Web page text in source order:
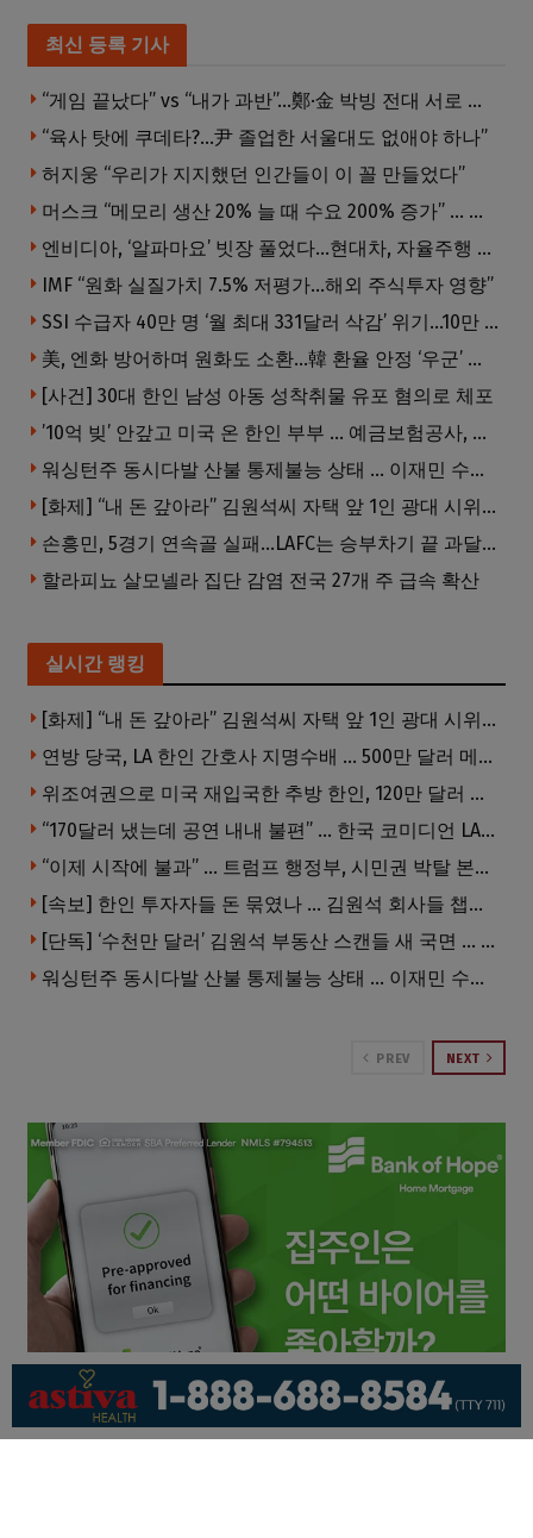
최신 등록 기사
“게임 끝났다” vs “내가 과반”…鄭·金 박빙 전대 서로 우위 주장
“육사 탓에 쿠데타?…尹 졸업한 서울대도 없애야 하나”
허지웅 “우리가 지지했던 인간들이 이 꼴 만들었다”
머스크 “메모리 생산 20% 늘 때 수요 200% 증가” … 반도체 매출 1조달러 눈 앞
엔비디아, ‘알파마요’ 빗장 풀었다…현대차, 자율주행 속도내나
IMF “원화 실질가치 7.5% 저평가…해외 주식투자 영향”
SSI 수급자 40만 명 ‘월 최대 331달러 삭감’ 위기…10만 명은 수급자격 상실
美, 엔화 방어하며 원화도 소환…韓 환율 안정 ‘우군’ 되나
[사건] 30대 한인 남성 아동 성착취물 유포 혐의로 체포
’10억 빚’ 안갚고 미국 온 한인 부부 … 예금보험공사, 미국서 소송
워싱턴주 동시다발 산불 통제불능 상태 … 이재민 수십만명
[화제] “내 돈 갚아라” 김원석씨 자택 앞 1인 광대 시위 … 한인 투자사, “108만 달러 못받아”
손흥민, 5경기 연속골 실패…LAFC는 승부차기 끝 과달라하라 격파
할라피뇨 살모넬라 집단 감염 전국 27개 주 급속 확산
실시간 랭킹
[화제] “내 돈 갚아라” 김원석씨 자택 앞 1인 광대 시위 … 한인 투자사, “108만 달러 못받아”
연방 당국, LA 한인 간호사 지명수배 … 500만 달러 메디캐어 사기, 선고 직전 한국 도주
위조여권으로 미국 재입국한 추방 한인, 120만 달러 은행 사기 행각
“170달러 냈는데 공연 내내 불편” … 한국 코미디언 LA공연, 음향 불량에 외모 비하 개그 논란
“이제 시작에 불과” … 트럼프 행정부, 시민권 박탈 본격화
[속보] 한인 투자자들 돈 묶였나 … 김원석 회사들 챕터7 강제파산·자진파산 잇따라 신청
[단독] ‘수천만 달러’ 김원석 부동산 스캔들 새 국면 … 한인 투자자들 소송 잇따라 ‘디폴트’ 절차
워싱턴주 동시다발 산불 통제불능 상태 … 이재민 수십만명
PREV NEXT